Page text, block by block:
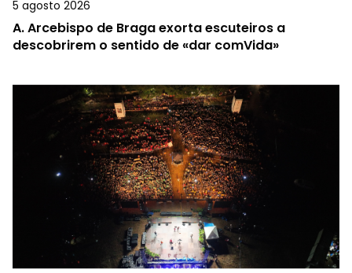
5 agosto 2026
A.Arcebispo de Braga exorta escuteiros a
descobrirem o sentido de «dar comVida»